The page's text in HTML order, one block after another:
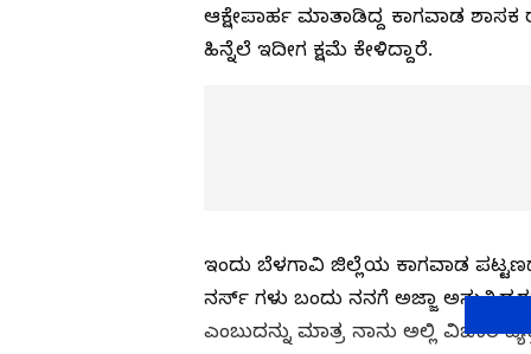
ಆಕ್ಷೇಪಾರ್ಹ ಮಾತಾಡಿದ್ದ ಕಾಗವಾಡ ಶಾಸಕ
ಹಿನ್ನೆಲೆ ಇದೀಗ ಕ್ಷಮೆ ಕೇಳಿದ್ದಾರೆ.
ಇಂದು ಬೆಳಗಾವಿ ಜಿಲ್ಲೆಯ ಕಾಗವಾಡ
ನರ್ಸ್ ಗಳು ಬಂದು ನನಗೆ ಅಜ್ಜಾ
ಎಂಬುದನ್ನು ಮಾತ್ರ ನಾನು ಅಲ್ಲಿ ವಿಚಾರ